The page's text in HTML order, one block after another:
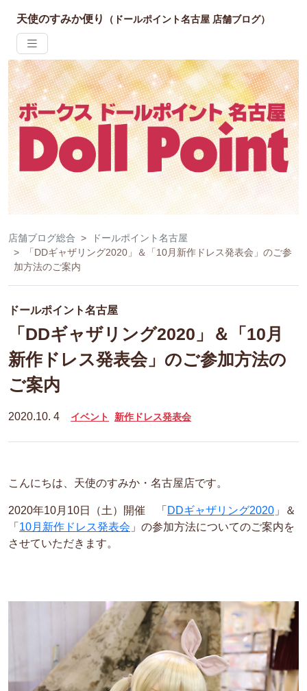
天使のすみか便り （ドールポイント名古屋 店舗ブログ）
店舗ブログ総合
ドールポイント名古屋
「DDギャザリング2020」＆「10月新作ドレス発表会」のご参
加方法のご案内
ドールポイント名古屋
「DDギャザリング2020」＆「10月
新作ドレス発表会」のご参加方法の
ご案内
2020.10. 4 イベント 新作ドレス発表会
こんにちは、天使のすみか・名古屋店です。
2020年10月10日（土）開催 「 DDギャザリング2020 」＆
「 10月新作ドレス発表会 」の参加方法についてのご案内を
させていただきます。